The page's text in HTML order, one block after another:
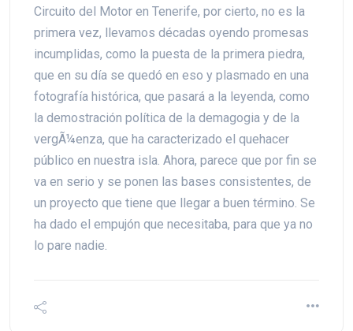
Circuito del Motor en Tenerife, por cierto, no es la
primera vez, llevamos décadas oyendo promesas
incumplidas, como la puesta de la primera piedra,
que en su día se quedó en eso y plasmado en una
fotografía histórica, que pasará a la leyenda, como
la demostración política de la demagogia y de la
vergÃ¼enza, que ha caracterizado el quehacer
público en nuestra isla. Ahora, parece que por fin se
va en serio y se ponen las bases consistentes, de
un proyecto que tiene que llegar a buen término. Se
ha dado el empujón que necesitaba, para que ya no
lo pare nadie.